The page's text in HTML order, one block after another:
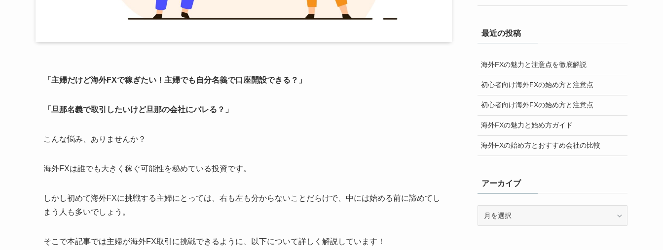
「主婦だけど海外FXで稼ぎたい！主婦でも自分名義で口座開設できる？」
「旦那名義で取引したいけど旦那の会社にバレる？」
こんな悩み、ありませんか？
海外FXは誰でも大きく稼ぐ可能性を秘めている投資です。
しかし初めて海外FXに挑戦する主婦にとっては、右も左も分からないことだらけで、中には始める前に諦めてし
まう人も多いでしょう。
そこで本記事では主婦が海外FX取引に挑戦できるように、以下について詳しく解説しています！
最近の投稿
海外FXの魅力と注意点を徹底解説
初心者向け海外FXの始め方と注意点
初心者向け海外FXの始め方と注意点
海外FXの魅力と始め方ガイド
海外FXの始め方とおすすめ会社の比較
アーカイブ